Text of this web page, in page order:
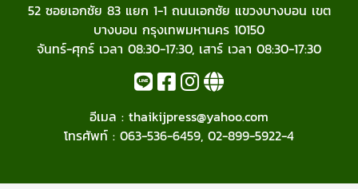
52 ซอยเอกชัย 83 แยก 1-1 ถนนเอกชัย แขวงบางบอน เขต
บางบอน กรุงเทพมหานคร 10150
จันทร์-ศุกร์ เวลา 08:30-17:30, เสาร์ เวลา 08:30-17:30
อีเมล : thaikijpress@yahoo.com
โทรศัพท์ : 063-536-6459, 02-899-5922-4